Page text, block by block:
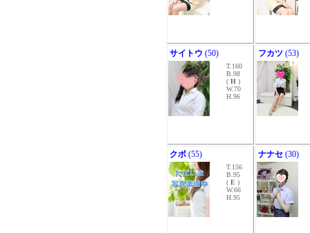
サイトウ (50)
T.160
B.98
( H )
W.70
H.96
フカツ (53)
クボ (55)
T.156
B.95
( E )
W.66
H.95
ナナセ (30)